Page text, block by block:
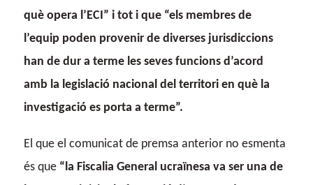
què opera l’ECI” i tot i que “els membres de
l’equip poden provenir de diverses jurisdiccions
han de dur a terme les seves funcions d’acord
amb la legislació nacional del territori en què la
investigació es porta a terme”.
El que el comunicat de premsa anterior no esmenta
és que “la Fiscalia General ucraïnesa va ser una de